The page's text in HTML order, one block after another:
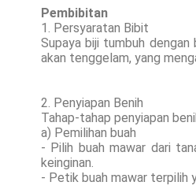
Pembibitan
1. Persyaratan Bibit
Supaya biji tumbuh dengan
akan tenggelam, yang
2. Penyiapan Benih
Tahap-tahap penyiapan
a) Pemilihan buah
- Pilih buah mawar dari
keinginan.
- Petik buah mawar terpilih